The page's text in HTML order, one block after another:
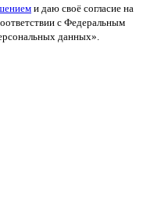
и даю своё согласие на
с Федеральным
данных».